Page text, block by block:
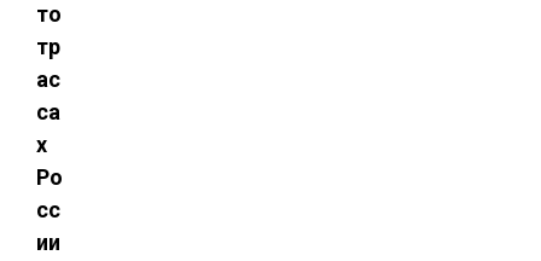
то
тр
ас
са
х
Ро
сс
ии